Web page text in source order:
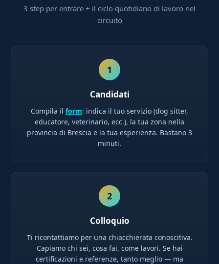
3 step per entrare + il ciclo quotidiano di lavoro nel
circuito
1
Candidati
Compila il form: indica il tuo servizio (dog sitter,
educatore, veterinario, ecc.), la tua zona nella
provincia di Brescia e la tua esperienza. Bastano 3
minuti.
2
Colloquio
Ti ricontattiamo per una chiacchierata conoscitiva.
Capiamo chi sei, cosa fai, come lavori. Se hai
certificazioni e referenze, tanto meglio — ma